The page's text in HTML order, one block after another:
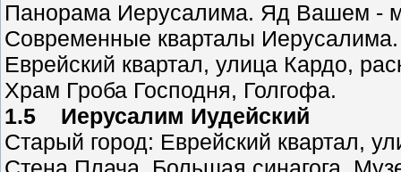
Панорама Иерусалима. Яд Вашем -
Современные кварталы Иерусалима.
Еврейский квартал, улица Кардо,
Храм Гроба Господня, Голгофа.
1.5 Иерусалим Иудейский
Старый город: Еврейский квартал,